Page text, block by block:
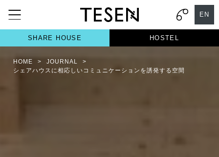
EN
SHARE HOUSE HOSTEL
HOME > JOURNAL
>
シェアハウスに相応しいコミュニケーションを誘発する空間